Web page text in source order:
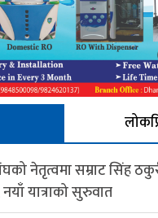
नेतृत्वमा सम्राट सिंह
यात्राको सुरुवात